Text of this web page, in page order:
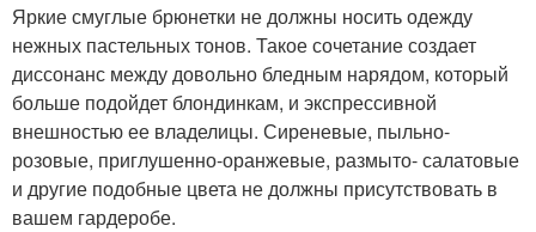
Яркие смуглые брюнетки не должны носить одежду
нежных пастельных тонов. Такое сочетание создает
диссонанс между довольно бледным нарядом, который
больше подойдет блондинкам, и экспрессивной
внешностью ее владелицы. Сиреневые, пыльно-
розовые, приглушенно-оранжевые, размыто- салатовые
и другие подобные цвета не должны присутствовать в
вашем гардеробе.